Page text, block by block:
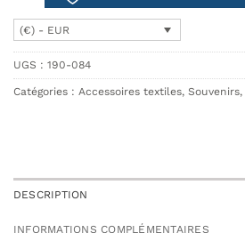
(€) - EUR
UGS : 190-084
Catégories : Accessoires textiles, Souvenirs,
DESCRIPTION
INFORMATIONS COMPLÉMENTAIRES